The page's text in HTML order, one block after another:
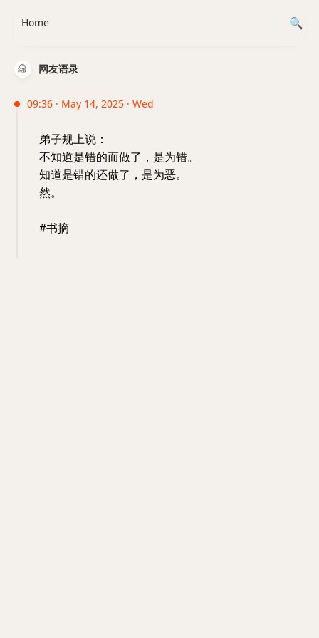
网友语录
09:36 · May 14, 2025 · Wed
弟子规上说：
不知道是错的而做了，是为错。
知道是错的还做了，是为恶。
然。
#书摘
Home